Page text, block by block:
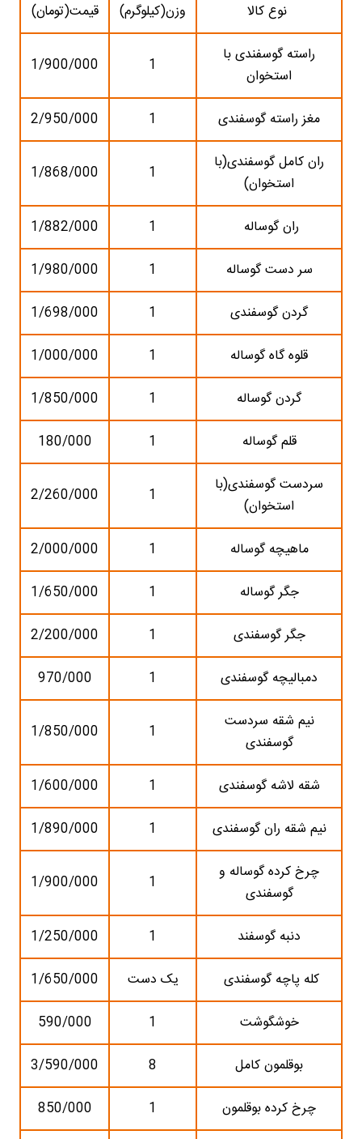
نوع کالا وزن(کیلوگرم)
قیمت(تومان)
راسته گوسفندی با
استخوان
1
1/900/000
مغز راسته گوسفندی 1
2/950/000
ران کامل گوسفندی(با
استخوان)
1
1/868/000
ران گوساله 1
1/882/000
سر دست گوساله
1
1/980/000
گردن گوسفندی
1
1/698/000
قلوه گاه گوساله
1
1/000/000
گردن گوساله
1
1/850/000
قلم گوساله
1
180/000
سردست گوسفندی(با
استخوان)
1
2/260/000
ماهیچه گوساله 1
2/000/000
جگر گوساله
1
1/650/000
جگر گوسفندی
1
2/200/000
دمبالیچه گوسفندی
1
970/000
نیم شقه سردست
گوسفندی
1
1/850/000
شقه لاشه گوسفندی 1
1/600/000
نیم شقه ران گوسفندی
1
1/890/000
چرخ کرده گوساله و
گوسفندی
1
1/900/000
دنبه گوسفند 1
1/250/000
کله پاچه گوسفندی
یک دست
1/650/000
خوشگوشت
1
590/000
بوقلمون کامل
8
3/590/000
چرخ کرده بوقلمون
1
850/000